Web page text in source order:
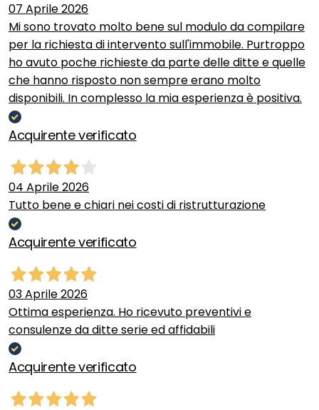
07 Aprile 2026
Mi sono trovato molto bene sul modulo da compilare
per la richiesta di intervento sull'immobile. Purtroppo
ho avuto poche richieste da parte delle ditte e quelle
che hanno risposto non sempre erano molto
disponibili. In complesso la mia esperienza è positiva.
Acquirente verificato
04 Aprile 2026
Tutto bene e chiari nei costi di ristrutturazione
Acquirente verificato
03 Aprile 2026
Ottima esperienza. Ho ricevuto preventivi e
consulenze da ditte serie ed affidabili
Acquirente verificato